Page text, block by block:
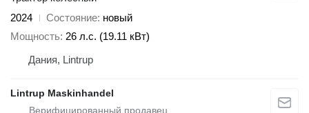
2024
Состояние новый
Мощность 26 л.с. (19.11 кВт)
Дания, Lintrup
Lintrup Maskinhandel